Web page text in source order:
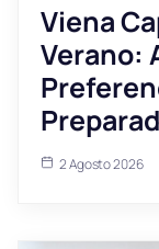
Viena
Verano:
2 Agosto 2026